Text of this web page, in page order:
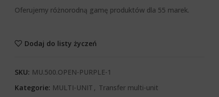
Oferujemy różnorodną gamę produktów dla 55 marek.
Dodaj do listy życzeń
SKU: MU.500.OPEN-PURPLE-1
Kategorie: MULTI-UNIT , Transfer multi-unit